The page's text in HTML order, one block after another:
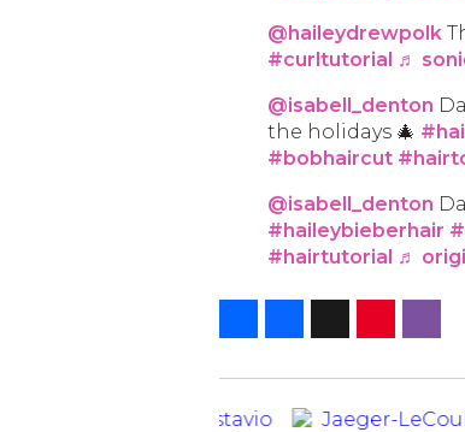
@haileydrewpolk
#curltutorial ♬
@isabell_denton
the holidays 🎄
#bobhaircut
@isabell_denton
#haileybieberhair
#hairtutorial ♬